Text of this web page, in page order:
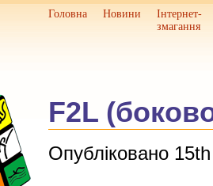
Головна Новини
Інтернет-
змагання
F2L
Опубліковано